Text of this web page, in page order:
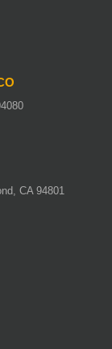
CA 94801